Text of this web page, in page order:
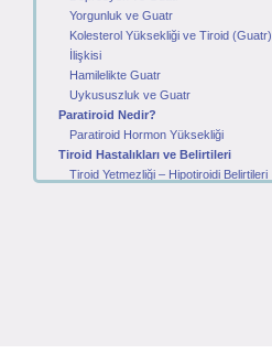
Yorgunluk ve Guatr
Kolesterol Yüksekliği ve Tiroid (Guatr)
İlişkisi
Hamilelikte Guatr
Uykususzluk ve Guatr
Paratiroid Nedir?
Paratiroid Hormon Yüksekliği
Tiroid Hastalıkları ve Belirtileri
Tiroid Yetmezliği – Hipotiroidi Belirtileri